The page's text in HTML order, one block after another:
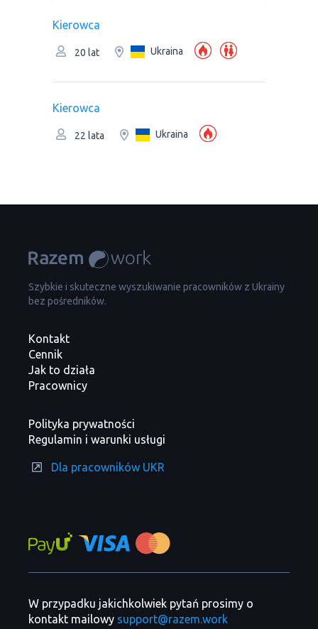
Kierowca
20 lat Ukraina
Kierowca
22 lata Ukraina
Szybkie i skuteczne wyszukiwanie pracowników z Ukrainy
bez pośredników.
Kontakt
Cennik
Jak to działa
Pracownicy
Polityka prywatności
Regulamin i warunki usługi
Dla pracowników UKR
W przypadku jakichkolwiek pytań prosimy o
kontakt mailowy support@razem.work